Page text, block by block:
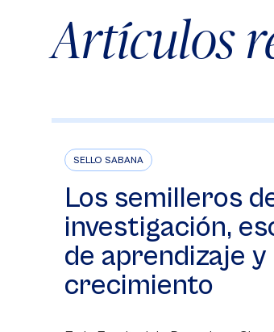
Artículos
SELLO SABANA
Los semilleros
investigación,
de aprendizaje y
crecimiento